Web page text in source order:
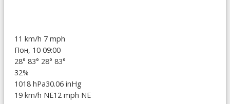
11 km/h 7 mph
Пон, 10 09:00
28° 83° 28° 83°
32%
1018 hPa30.06 inHg
19 km/h NE12 mph NE